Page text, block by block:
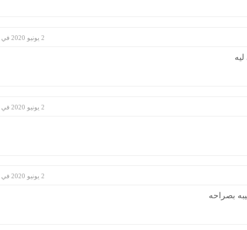
2 يونيو 2020 في 11:18 م
2 يونيو 2020 في 11:18 م
2 يونيو 2020 في 11:18 م
بصراحه